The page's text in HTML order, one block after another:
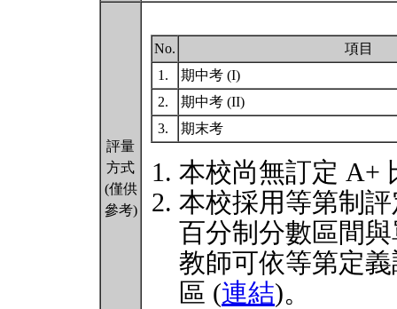
評量
方式
(僅供
參考)
No.
項目
1.
期中考 (I)
2.
期中考 (II)
3.
期末考
本校尚無訂定 A+
本校採用等第制
百分制分數區間
教師可依等第定
區 (連結)。